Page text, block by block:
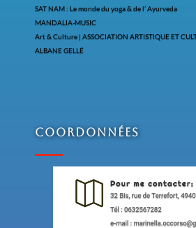
SAT NAM : Le monde du yoga & de l’ Ayurveda
MANDALIA-MUSIC
Art & Culture | ASSOCIATION ARTISTIQUE ET
ALBANE GELLÉ
Coordonnées